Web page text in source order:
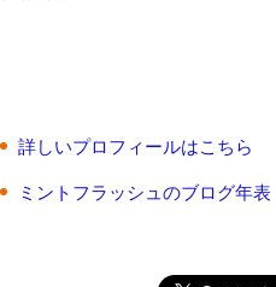
詳しいプロフィールはこちら
ミントフラッシュのブログ年表